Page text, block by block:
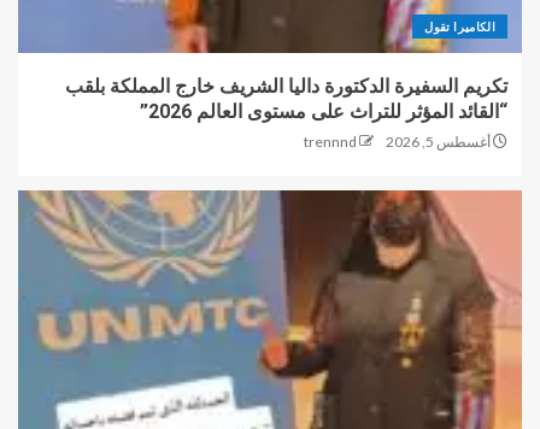
الكاميرا تقول
تكريم السفيرة الدكتورة داليا الشريف خارج المملكة بلقب
“القائد المؤثر للتراث على مستوى العالم 2026”
أغسطس 5, 2026 trennnd